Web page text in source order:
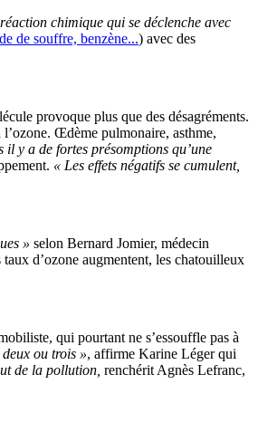
chimique qui se déclenche avec
de souffre, benzène...) avec des
provoque plus que des désagréments.
Œdème pulmonaire, asthme,
il y a de fortes présomptions qu’une
« Les effets négatifs se cumulent,
» selon Bernard Jomier, médecin
d’ozone augmentent, les chatouilleux
qui pourtant ne s’essouffle pas à
ou trois », affirme Karine Léger qui
de la pollution, renchérit Agnès Lefranc,